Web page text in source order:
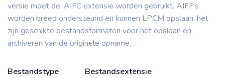
versie moet de .AIFC extensie worden gebruikt. AIFF's
worden breed ondersteund en kunnen LPCM opslaan, het
zijn geschikte bestandsformaten voor het opslaan en
archiveren van de originele opname.
Bestandstype
Bestandsextensie